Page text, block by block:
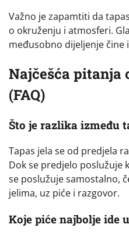
Važno je zapamtiti da
o okruženju i atmosferi.
međusobno dijeljenje čine
Najčešća pitanja
(FAQ)
Što je razlika između
Tapas jela se od predjela
Dok se predjelo poslužuje
se poslužuje samostalno,
jelima, uz piće i razgovor.
Koje piće najbolje ide